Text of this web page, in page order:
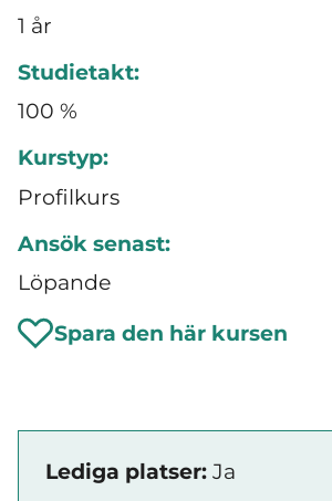
1 år
Studietakt:
100 %
Kurstyp:
Profilkurs
Ansök senast:
Löpande
Spara den här kursen
Lediga platser: Ja